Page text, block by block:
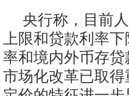
央行称，目前
上限和贷款利率
率和境内外币存
市场化改革已取